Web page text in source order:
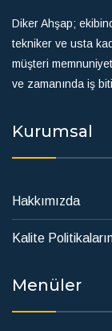
Diker Ahşap;
tekniker ve usta
müşteri
ve zamanında iş
Kurumsal
Hakkımızda
Kalite
Menüler